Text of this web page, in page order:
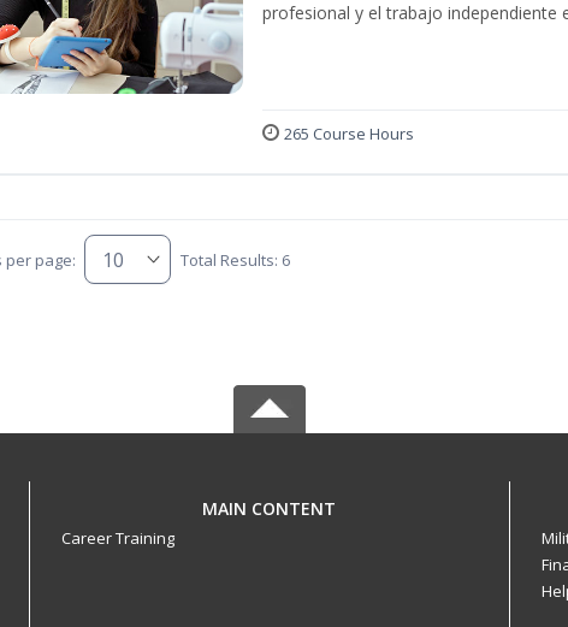
profesional y el trabajo independiente
265 Course Hours
per page: Total Results: 6
MAIN CONTENT
Career Training